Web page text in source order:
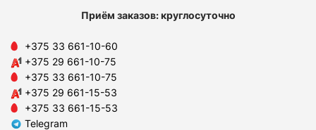
Приём заказов: круглосуточно
+375 33 661-10-60
+375 29 661-10-75
+375 33 661-10-75
+375 29 661-15-53
+375 33 661-15-53
Telegram